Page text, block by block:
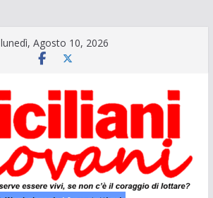
lunedì, Agosto 10, 2026